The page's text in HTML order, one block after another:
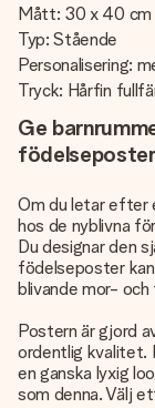
Mått: 30 x 40 cm
Typ: Stående
Personalisering:
Tryck: Hårfin
Ge
födelseposter
Om du letar efter
hos de nyblivna
Du designar den
födelseposter
blivande mor- och
Postern är gjord
ordentlig kvalitet.
en ganska lyxig
som denna. Välj